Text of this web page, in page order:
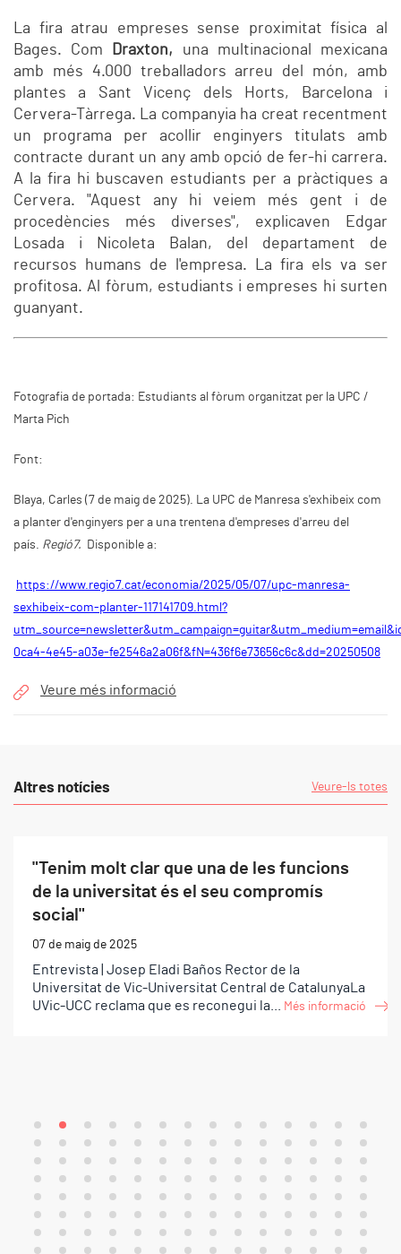
La fira atrau empreses sense proximitat física al
Bages. Com
Draxton, una multinacional mexicana
amb més 4.000 treballadors arreu del món, amb
plantes a Sant Vicenç dels Horts, Barcelona i
Cervera-Tàrrega. La companyia ha creat recentment
un programa per acollir enginyers titulats amb
contracte durant un any amb opció de fer-hi carrera.
A la fira hi buscaven estudiants per a pràctiques a
Cervera. "Aquest any hi veiem més gent i de
procedències més diverses", explicaven Edgar
Losada i Nicoleta Balan, del departament de
recursos humans de l'empresa. La fira els va ser
profitosa. Al fòrum, estudiants i empreses hi surten
guanyant.
Fotografia de portada: Estudiants al fòrum organitzat per la UPC /
Marta Pich
Font:
Blaya, Carles (7 de maig de 2025). La UPC de Manresa s'exhibeix com
a planter d'enginyers per a una trentena d'empreses d'arreu del
país. Regió7. Disponible a:
https://www.regio7.cat/economia/2025/05/07/upc-manresa-
sexhibeix-com-planter-117141709.html?
0ca4-4e45-a03e-fe2546a2a06f&fN=436f6e73656c6c&dd=20250508
Veure més informació
Altres notícies Veure-ls totes
"Tenim molt clar que una de les funcions
de la universitat és el seu compromís
social"
07 de maig de 2025
Entrevista | Josep Eladi Baños Rector de la
Universitat de Vic-Universitat Central de CatalunyaLa
UVic-UCC reclama que es reconegui la...
Més informació